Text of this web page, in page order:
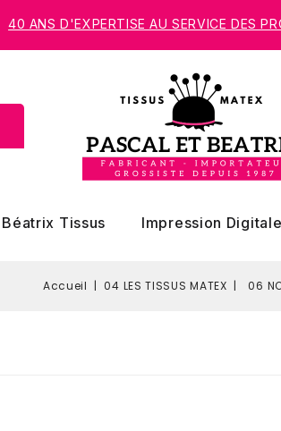
40 ANS D'EXPERTISE AU SERVICE DES
Tissus Impression
Accueil 04 LES TISSUS MATEX 06